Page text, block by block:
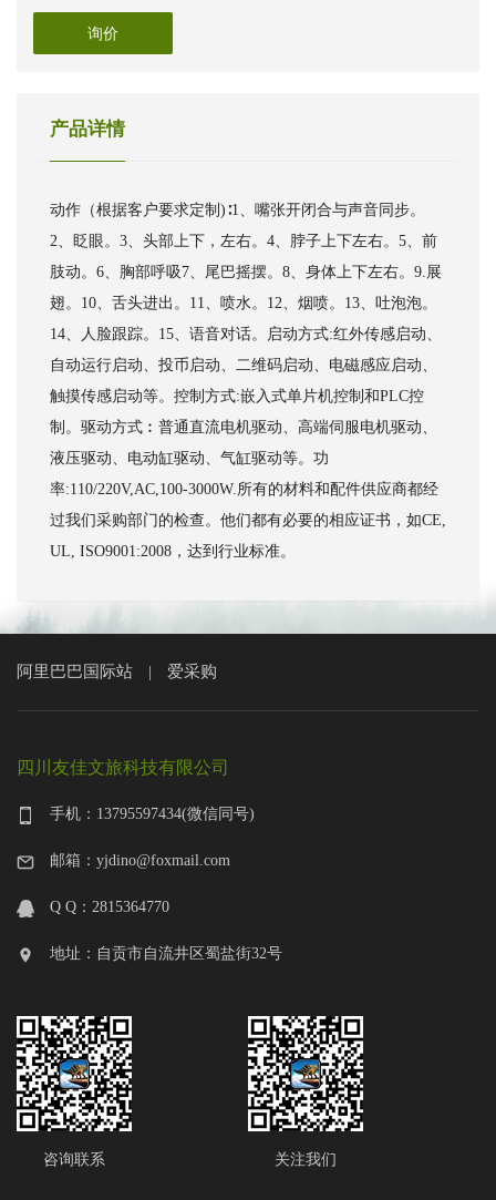
询价
产品详情
动作（根据客户要求定制)∶1、嘴张开闭合与声音同步。
2、眨眼。3、头部上下，左右。4、脖子上下左右。5、前
肢动。6、胸部呼吸7、尾巴摇摆。8、身体上下左右。9.展
翅。10、舌头进出。11、喷水。12、烟喷。13、吐泡泡。
14、人脸跟踪。15、语音对话。启动方式:红外传感启动、
自动运行启动、投币启动、二维码启动、电磁感应启动、
触摸传感启动等。控制方式:嵌入式单片机控制和PLC控
制。驱动方式︰普通直流电机驱动、高端伺服电机驱动、
液压驱动、电动缸驱动、气缸驱动等。功
率:110/220V,AC,100-3000W.所有的材料和配件供应商都经
过我们采购部门的检查。他们都有必要的相应证书，如CE,
UL, ISO9001:2008，达到行业标准。
阿里巴巴国际站 爱采购
四川友佳文旅科技有限公司
手机：13795597434(微信同号)
邮箱：yjdino@foxmail.com
Q Q：2815364770
地址：自贡市自流井区蜀盐街32号
咨询联系 关注我们